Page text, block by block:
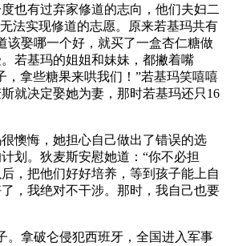
也有过弃家修道的志向，他们夫妇二
法实现修道的志愿。原来若基玛共有
该娶哪一个好，就买了一盒杏仁糖做
若基玛的姐姐和妹妹，都撇着嘴
，拿些糖果来哄我们！”若基玛笑嘻嘻
就决定娶她为妻，那时若基玛还只16
懊悔，她担心自己做出了错误的选
划。狄麦斯安慰她道：“你不必担
，把他们好好培养，等到孩子能上自
，我绝对不干涉。那时，我自己也要
。拿破仑侵犯西班牙，全国进入军事